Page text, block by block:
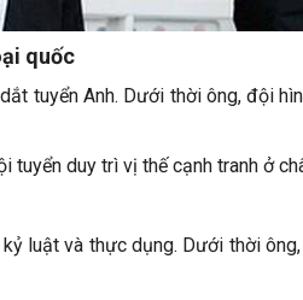
quốc
tuyển Anh. Dưới thời ông, đội
tuyển duy trì vị thế cạnh tranh ở
luật và thực dụng. Dưới thời